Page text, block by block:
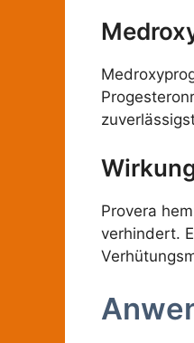
Provera
verhindert.